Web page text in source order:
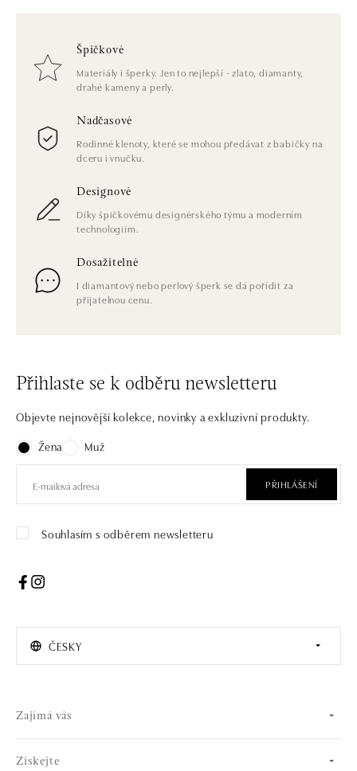
Špičkové
Materiály i šperky. Jen to nejlepší - zlato, diamanty,
drahé kameny a perly.
Nadčasové
Rodinné klenoty, které se mohou předávat z babičky na
dceru i vnučku.
Designové
Díky špičkovému designérského týmu a moderním
technologiím.
Dosažitelné
I diamantový nebo perlový šperk se dá pořídit za
přijatelnou cenu.
Přihlaste se k odběru newsletteru
Objevte nejnovější kolekce, novinky a exkluzivní produkty.
Žena
Muž
PŘIHLÁŠENÍ
Souhlasím s odběrem newsletteru
ČESKY
Zajímá vás
Získejte